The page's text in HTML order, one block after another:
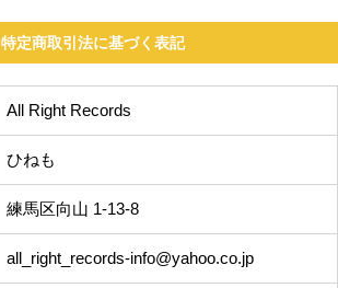
特定商取引法に基づく表記
All Right Records
ひねも
練馬区向山 1-13-8
all_right_records-info@yahoo.co.jp